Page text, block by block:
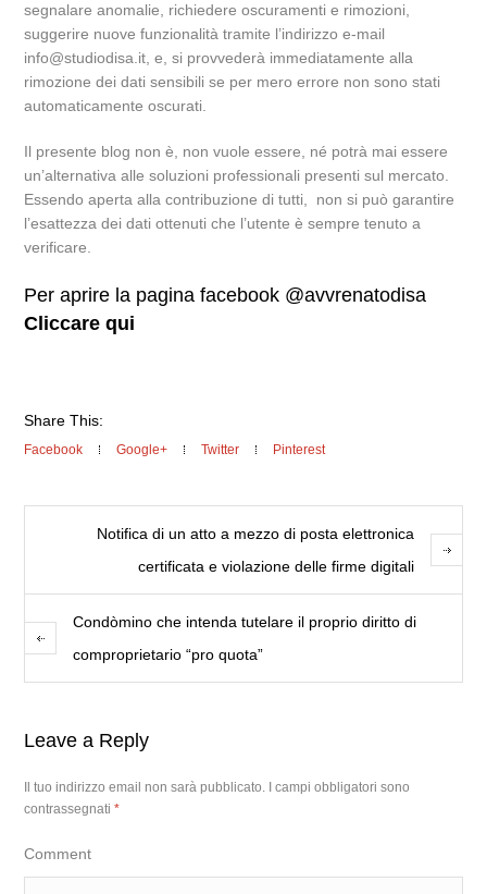
segnalare anomalie, richiedere oscuramenti e rimozioni,
suggerire nuove funzionalità tramite l’indirizzo e-mail
info@studiodisa.it, e, si provvederà immediatamente alla
rimozione dei dati sensibili se per mero errore non sono stati
automaticamente oscurati.
Il presente blog non è, non vuole essere, né potrà mai essere
un’alternativa alle soluzioni professionali presenti sul mercato.
Essendo aperta alla contribuzione di tutti, non si può garantire
l’esattezza dei dati ottenuti che l’utente è sempre tenuto a
verificare.
Per aprire la pagina facebook @avvrenatodisa
Cliccare qui
Share This:
Facebook Google+ Twitter Pinterest
Notifica di un atto a mezzo di posta elettronica
certificata e violazione delle firme digitali
Condòmino che intenda tutelare il proprio diritto di
comproprietario “pro quota”
Leave a Reply
Il tuo indirizzo email non sarà pubblicato.
I campi obbligatori sono
contrassegnati*
Comment